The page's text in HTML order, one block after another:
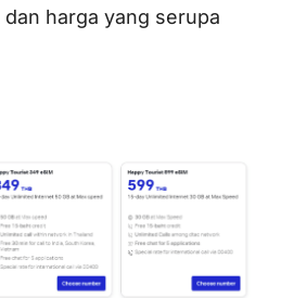
harga yang serupa